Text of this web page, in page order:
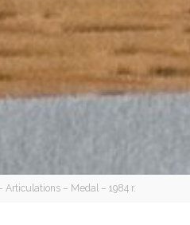
Articulations – Medal – 1984 r.